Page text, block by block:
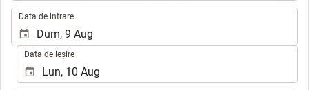
Data de intrare
Data de ieșire